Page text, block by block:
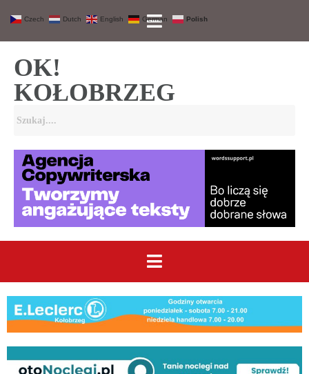
OK!
KOŁOBRZEG
Czech Dutch English German Polish